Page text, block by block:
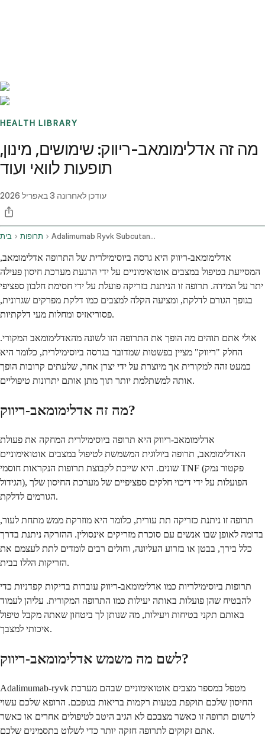
HEALTH LIBRARY
מה זה אדלימומאב-ריווק: שימושים, מינון,
תופעות לוואי ועוד
עודכן לאחרונה 3 באפריל 2026
בית תרופות Adalimumab Ryvk Subcutaneous Route
אדלימומאב-ריווק היא גרסה ביוסימילרית של התרופה אדלימומאב,
המסייעת בטיפול במצבים אוטואימוניים על ידי הרגעת מערכת חיסון פעילה
יתר על המידה. תרופה זו הניתנת בזריקה פועלת על ידי חסימת חלבון ספציפי
בגופך הגורם לדלקת, ומציעה הקלה למצבים כמו דלקת מפרקים שגרונית,
פסוריאזיס ומחלות מעי דלקתיות.
אולי אתם תוהים מה הופך את התרופה הזו לשונה מהאדלימומאב המקורי.
החלק "ריווק" מציין בפשטות שמדובר בגרסה ביוסימילרית, כלומר היא
כמעט זהה למקורית אך מיוצרת על ידי יצרן אחר, שלעתים קרובות הופך
אותה למשתלמת יותר תוך מתן אותם יתרונות טיפוליים.
מה זה אדלימומאב-ריווק?
אדלימומאב-ריווק היא תרופה ביוסימילרית המחקה את פעולת
האדלימומאב, תרופה ביולוגית המשמשת לטיפול במצבים אוטואימוניים
שונים. היא שייכת לקבוצת תרופות הנקראות חוסמי TNF (פקטור נמק
הגידול), הפועלות על ידי דיכוי חלקים ספציפיים של מערכת החיסון שלך
הגורמים לדלקת.
תרופה זו ניתנת כזריקה תת עורית, כלומר היא מוזרקת ממש מתחת לעור,
בדומה לאופן שבו אנשים עם סוכרת מזריקים אינסולין. ההזרקה ניתנת בדרך
כלל בירך, בבטן או בזרוע העליונה, וחולים רבים לומדים לתת לעצמם את
הזריקות הללו בבית.
תרופות ביוסימילריות כמו אדלימומאב-ריווק עוברות בדיקות קפדניות כדי
להבטיח שהן פועלות באותה יעילות כמו התרופה המקורית. עליהן לעמוד
באותם תקני בטיחות ויעילות, מה שנותן לך ביטחון שאתה מקבל טיפול
איכותי למצבך.
לשם מה משמש אדלימומאב-ריווק?
Adalimumab-ryvk מטפל במספר מצבים אוטואימוניים שבהם מערכת
החיסון שלכם תוקפת בטעות רקמות בריאות בגופכם. הרופא שלכם עשוי
לרשום תרופה זו כאשר מצבכם לא הגיב היטב לטיפולים אחרים או כאשר
אתם זקוקים לתרופה חזקה יותר כדי לשלוט בתסמינים שלכם.